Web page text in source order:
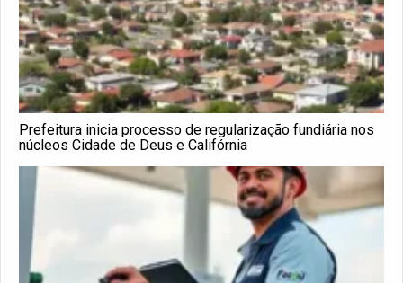
Prefeitura inicia processo de regularização fundiária nos
núcleos Cidade de Deus e Califórnia